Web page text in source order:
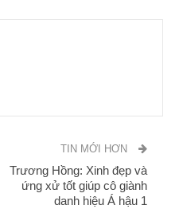
TIN MỚI HƠN
Trương Hồng: Xinh đẹp và
ứng xử tốt giúp cô giành
danh hiệu Á hậu 1